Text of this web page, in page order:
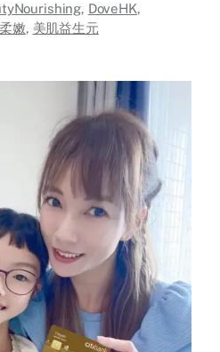
, DoveHK,
嫩, 美肌益生元